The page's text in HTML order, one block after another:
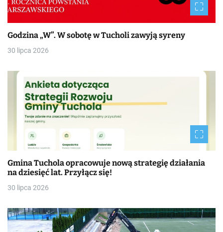
Godzina „W”. W sobotę w Tucholi zawyją syreny
30 lipca 2026
Gmina Tuchola opracowuje nową strategię działania
na dziesięć lat. Przyłącz się!
30 lipca 2026